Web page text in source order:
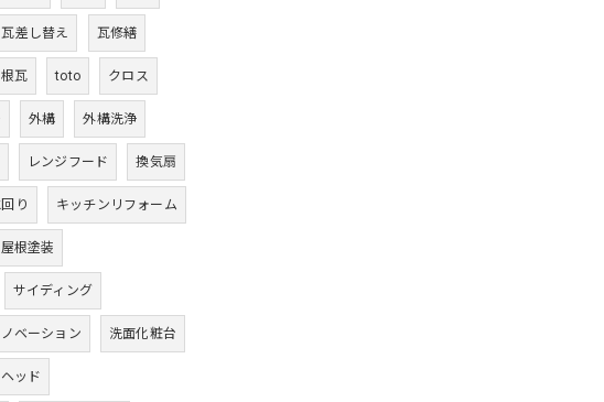
瓦差し替え 瓦修繕
瓦 toto クロス
外構 外構洗浄
レンジフード 換気扇
り キッチンリフォーム
屋根塗装
サイディング
ノベーション 洗面化粧台
ッド